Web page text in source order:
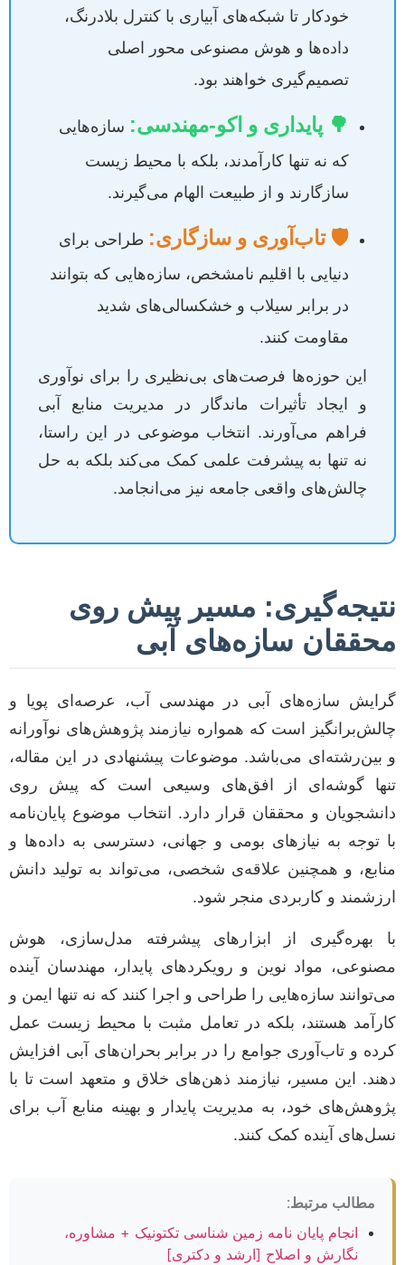
خودکار تا شبکه‌های آبیاری با کنترل بلادرنگ،
داده‌ها و هوش مصنوعی محور اصلی
تصمیم‌گیری خواهند بود.
🌳 پایداری و اکو-مهندسی: سازه‌هایی
که نه تنها کارآمدند، بلکه با محیط زیست
سازگارند و از طبیعت الهام می‌گیرند.
🛡️ تاب‌آوری و سازگاری: طراحی برای
دنیایی با اقلیم نامشخص، سازه‌هایی که بتوانند
در برابر سیلاب و خشکسالی‌های شدید
مقاومت کنند.
این حوزه‌ها فرصت‌های بی‌نظیری را برای نوآوری
و ایجاد تأثیرات ماندگار در مدیریت منابع آبی
فراهم می‌آورند. انتخاب موضوعی در این راستا،
نه تنها به پیشرفت علمی کمک می‌کند بلکه به حل
چالش‌های واقعی جامعه نیز می‌انجامد.
نتیجه‌گیری: مسیر پیش روی
محققان سازه‌های آبی
گرایش سازه‌های آبی در مهندسی آب، عرصه‌ای پویا و
چالش‌برانگیز است که همواره نیازمند پژوهش‌های نوآورانه
و بین‌رشته‌ای می‌باشد. موضوعات پیشنهادی در این مقاله،
تنها گوشه‌ای از افق‌های وسیعی است که پیش روی
دانشجویان و محققان قرار دارد. انتخاب موضوع پایان‌نامه
با توجه به نیازهای بومی و جهانی، دسترسی به داده‌ها و
منابع، و همچنین علاقه‌ی شخصی، می‌تواند به تولید دانش
ارزشمند و کاربردی منجر شود.
با بهره‌گیری از ابزارهای پیشرفته مدل‌سازی، هوش
مصنوعی، مواد نوین و رویکردهای پایدار، مهندسان آینده
می‌توانند سازه‌هایی را طراحی و اجرا کنند که نه تنها ایمن و
کارآمد هستند، بلکه در تعامل مثبت با محیط زیست عمل
کرده و تاب‌آوری جوامع را در برابر بحران‌های آبی افزایش
دهند. این مسیر، نیازمند ذهن‌های خلاق و متعهد است تا با
پژوهش‌های خود، به مدیریت پایدار و بهینه منابع آب برای
نسل‌های آینده کمک کنند.
مطالب مرتبط:
انجام پایان نامه زمین شناسی تکتونیک + مشاوره،
نگارش و اصلاح [ارشد و دکتری]